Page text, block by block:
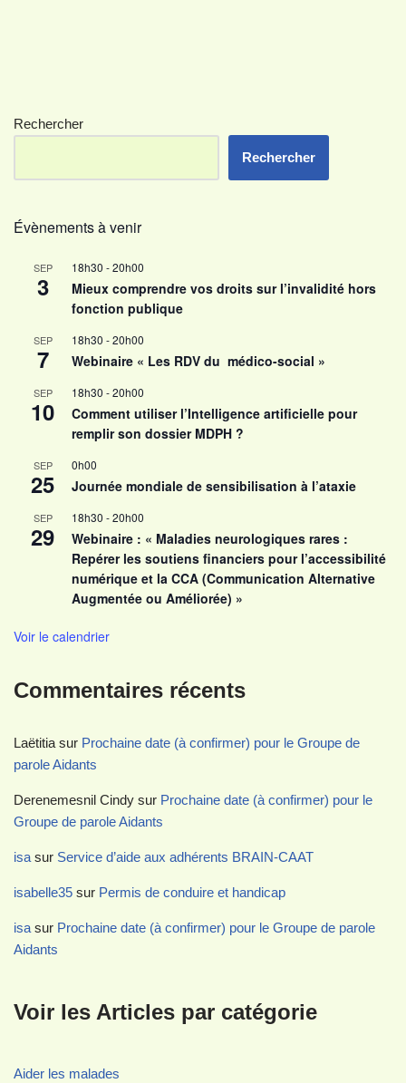
Rechercher
Rechercher
Évènements à venir
SEP
3
18h30 -20h00
Mieux comprendre vos droits sur l’invalidité hors
fonction publique
SEP
7
18h30 -20h00
Webinaire « Les RDV du médico-social »
SEP
10
18h30 -20h00
Comment utiliser l’Intelligence artificielle pour
remplir son dossier MDPH ?
SEP
25
0h00
Journée mondiale de sensibilisation à l’ataxie
SEP
29
18h30 -20h00
Webinaire : « Maladies neurologiques rares :
Repérer les soutiens financiers pour l’accessibilité
numérique et la CCA (Communication Alternative
Augmentée ou Améliorée) »
Voir le calendrier
Commentaires récents
Laëtitia sur Prochaine date (à confirmer) pour le Groupe de
parole Aidants
Derenemesnil Cindy sur Prochaine date (à confirmer) pour le
Groupe de parole Aidants
isa sur Service d’aide aux adhérents BRAIN-CAAT
isabelle35 sur Permis de conduire et handicap
isa sur Prochaine date (à confirmer) pour le Groupe de parole
Aidants
Voir les Articles par catégorie
Aider les malades